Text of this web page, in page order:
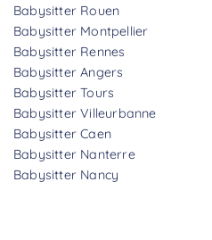
Babysitter Rouen
Babysitter Montpellier
Babysitter Rennes
Babysitter Angers
Babysitter Tours
Babysitter Villeurbanne
Babysitter Caen
Babysitter Nanterre
Babysitter Nancy